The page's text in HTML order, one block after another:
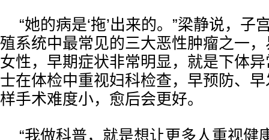
“她的病是‘拖’出来的。”梁静说，子
殖系统中最常见的三大恶性肿瘤之一
女性，早期症状非常明显，就是下体
士在体检中重视妇科检查，早预防、
样手术难度小，愈后会更好。
“我做科普，就是想让更多人重视健